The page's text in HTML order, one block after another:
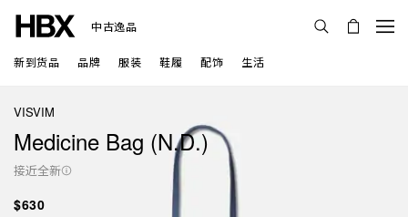
中古逸品
新到货品 品牌 服装 鞋履 配饰 生活
VISVIM
Medicine Bag (N.D.)
接近全新
$630